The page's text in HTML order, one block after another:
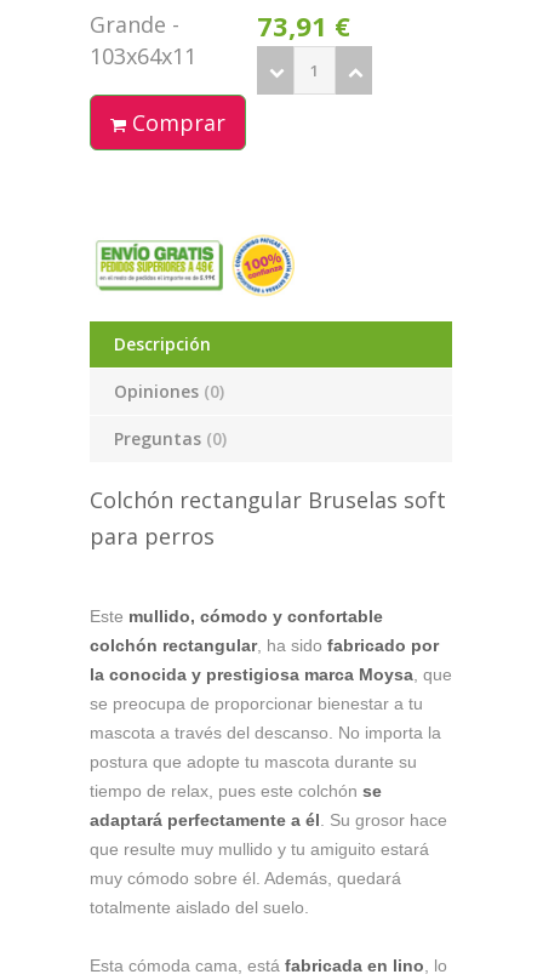
Grande -
103x64x11
73,91 €
Comprar
Descripción
Opiniones (0)
Preguntas (0)
Colchón rectangular Bruselas soft
para perros
Este mullido, cómodo y confortable
colchón rectangular, ha sido fabricado por
la conocida y prestigiosa marca Moysa , que
se preocupa de proporcionar bienestar a tu
mascota a través del descanso. No importa la
postura que adopte tu mascota durante su
tiempo de relax, pues este colchón se
adaptará perfectamente a él . Su grosor hace
que resulte muy mullido y tu amiguito estará
muy cómodo sobre él. Además, quedará
totalmente aislado del suelo.
Esta cómoda cama, está fabricada en lino , lo